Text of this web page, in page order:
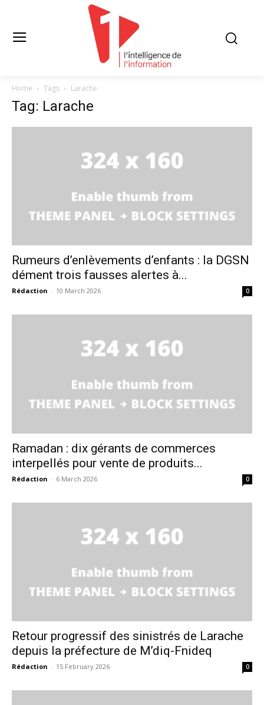
Home Tags Larache
Tag: Larache
Rumeurs d’enlèvements d’enfants : la DGSN
dément trois fausses alertes à...
Rédaction - 10 March 2026 0
Ramadan : dix gérants de commerces
interpellés pour vente de produits...
Rédaction - 6 March 2026 0
Retour progressif des sinistrés de Larache
depuis la préfecture de M’diq-Fnideq
Rédaction - 15 February 2026 0